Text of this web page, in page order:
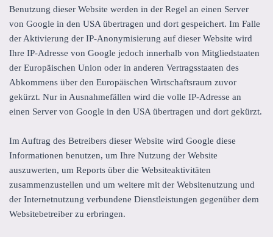
Benutzung dieser Website werden in der Regel an einen Server
von Google in den USA übertragen und dort gespeichert. Im Falle
der Aktivierung der IP-Anonymisierung auf dieser Website wird
Ihre IP-Adresse von Google jedoch innerhalb von Mitgliedstaaten
der Europäischen Union oder in anderen Vertragsstaaten des
Abkommens über den Europäischen Wirtschaftsraum zuvor
gekürzt. Nur in Ausnahmefällen wird die volle IP-Adresse an
einen Server von Google in den USA übertragen und dort gekürzt.
Im Auftrag des Betreibers dieser Website wird Google diese
Informationen benutzen, um Ihre Nutzung der Website
auszuwerten, um Reports über die Websiteaktivitäten
zusammenzustellen und um weitere mit der Websitenutzung und
der Internetnutzung verbundene Dienstleistungen gegenüber dem
Websitebetreiber zu erbringen.